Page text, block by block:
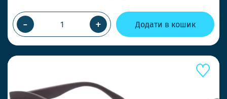
- + Додати в кошик